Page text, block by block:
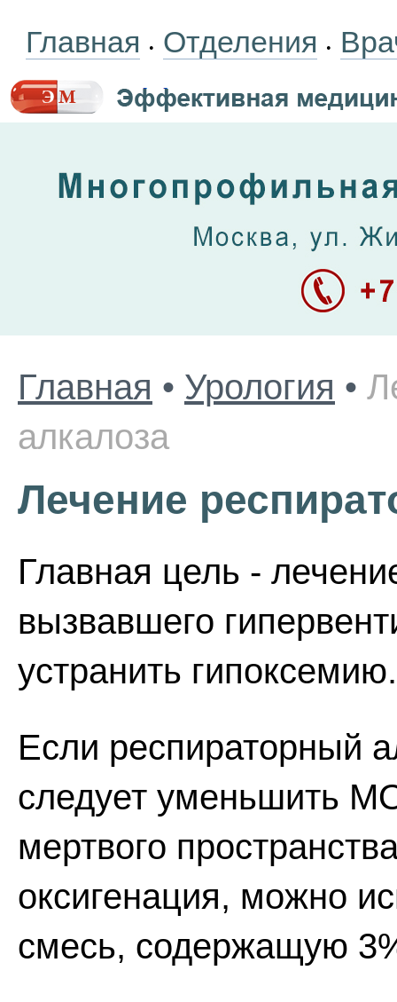
Главная • Отделения •
Главная • Урология •
алкалоза
Лечение
Главная цель -
вызвавшего
устранить гипоксемию.
Если респираторный
следует уменьшить
мертвого
оксигенация, можно
смесь, содержащую